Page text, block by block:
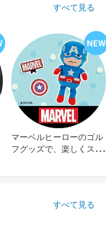
すべて見る
マーベルヒーローのゴル
フグッズで、楽しくスコ
すべて見る